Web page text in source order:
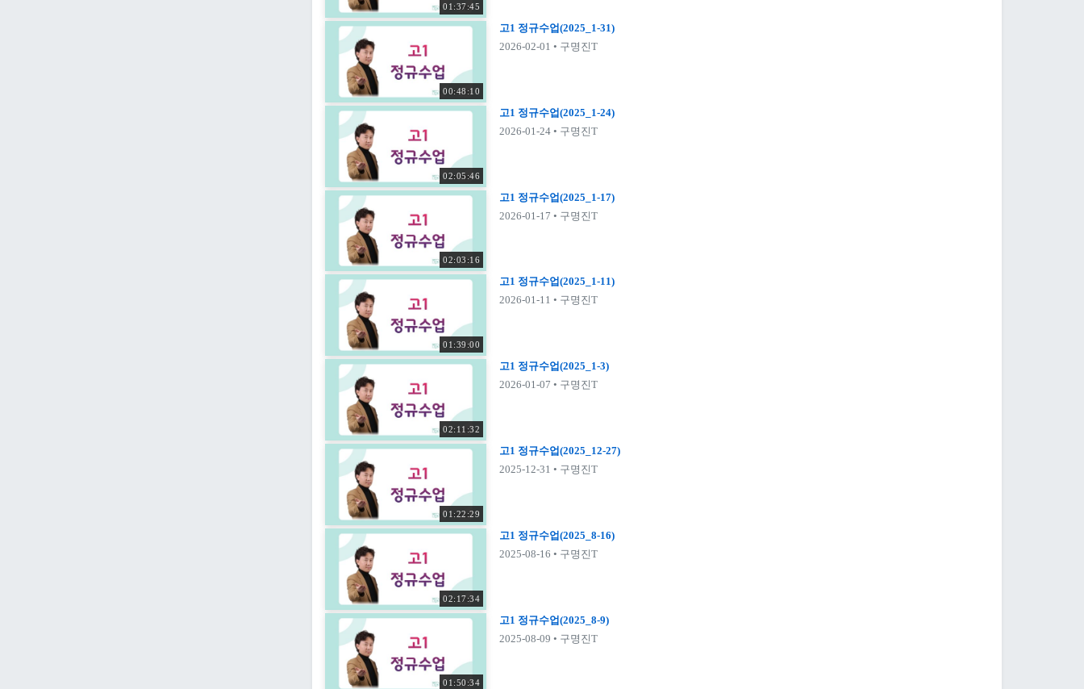
01:37:45
00:48:10
고1 정규수업(2025_1-31)
2026-02-01 • 구명진T
02:05:46
고1 정규수업(2025_1-24)
2026-01-24 • 구명진T
02:03:16
고1 정규수업(2025_1-17)
2026-01-17 • 구명진T
01:39:00
고1 정규수업(2025_1-11)
2026-01-11 • 구명진T
02:11:32
고1 정규수업(2025_1-3)
2026-01-07 • 구명진T
01:22:29
고1 정규수업(2025_12-27)
2025-12-31 • 구명진T
02:17:34
고1 정규수업(2025_8-16)
2025-08-16 • 구명진T
01:50:34
고1 정규수업(2025_8-9)
2025-08-09 • 구명진T